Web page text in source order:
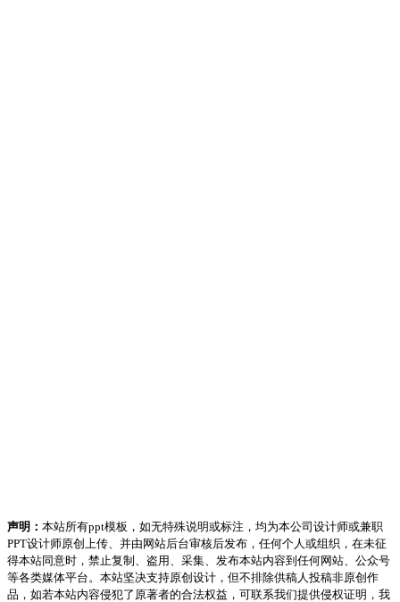
声明： 本站所有ppt模板，如无特殊说明或标注，均为本公司设计师或兼职
PPT设计师原创上传、并由网站后台审核后发布，任何个人或组织，在未征
得本站同意时，禁止复制、盗用、采集、发布本站内容到任何网站、公众号
等各类媒体平台。本站坚决支持原创设计，但不排除供稿人投稿非原创作
品，如若本站内容侵犯了原著者的合法权益，可联系我们提供侵权证明，我